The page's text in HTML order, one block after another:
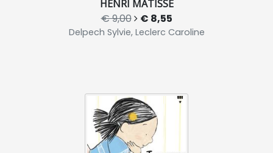
HENRI MATISSE
€ 9,00 € 8,55
Delpech Sylvie, Leclerc Caroline